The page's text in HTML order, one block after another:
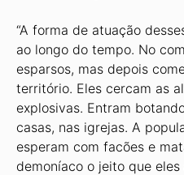
“A forma de atuação
ao longo do tempo. No
esparsos, mas depois
território. Eles cercam as
explosivas. Entram
casas, nas igrejas. A
esperam com facões e
demoníaco o jeito que eles